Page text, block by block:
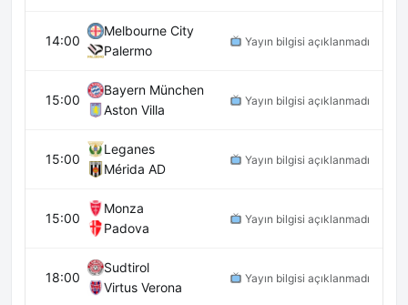
14:00
Melbourne City
Palermo
Yayın bilgisi açıklanmadı
15:00
Bayern München
Aston Villa
Yayın bilgisi açıklanmadı
15:00
Leganes
Mérida AD
Yayın bilgisi açıklanmadı
15:00
Monza
Padova
Yayın bilgisi açıklanmadı
18:00
Sudtirol
Virtus Verona
Yayın bilgisi açıklanmadı